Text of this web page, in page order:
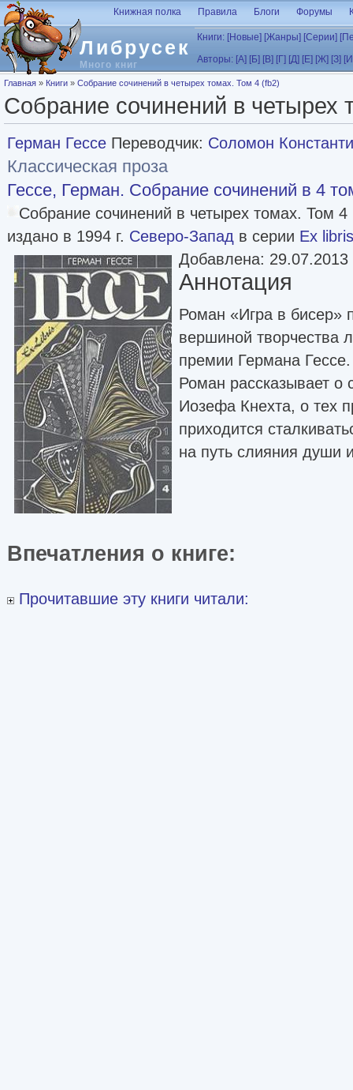
Перейти к основному содержанию
Либрусек
Много книг
Книжная полка Правила Блоги Форумы
Книги: [Новые] [Жанры] [Серии]
Авторы: [А] [Б] [В] [Г] [Д] [Е] [Ж] [З]
Вы здесь
Главная » Книги » Собрание сочинений в четырех томах. Том 4 (fb2)
Собрание сочинений в четырех
Герман Гессе Переводчик: Соломон
Классическая проза
Гессе, Герман. Собрание сочинений в 4
Собрание сочинений в четырех томах. Том 4
издано в 1994 г. Северо-Запад в серии Ex libris
Добавлена: 29.07.2013
Аннотация
Роман «Игра в бисер»
вершиной творчества
премии Германа Гессе.
Роман рассказывает о
Иозефа Кнехта, о тех
приходится
на путь слияния души
Впечатления о книге:
Прочитавшие эту книги читали: